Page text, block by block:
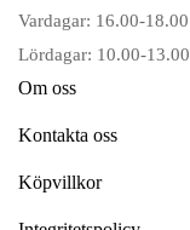
Vardagar: 16.00-18.00
Lördagar: 10.00-13.00
Om oss
Kontakta oss
Köpvillkor